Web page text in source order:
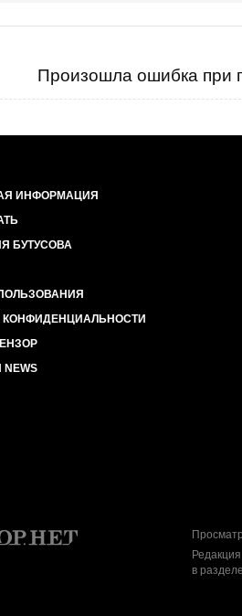
Произошла ошибка при
ИНФОРМАЦИЯ
БУТУСОВА
КОНФИДЕНЦИАЛЬНОСТИ
NEWS
в